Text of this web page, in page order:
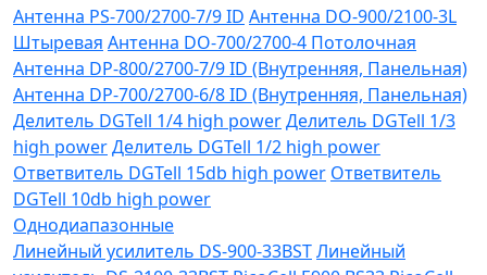
Антенна PS-700/2700-7/9 ID Антенна DO-900/2100-3L
Штыревая Антенна DO-700/2700-4 Потолочная
Антенна DP-800/2700-7/9 ID (Внутренняя, Панельная)
Антенна DP-700/2700-6/8 ID (Внутренняя, Панельная)
Делитель DGTell 1/4 high powerДелитель DGTell 1/3
high powerДелитель DGTell 1/2 high power
Ответвитель DGTell 15db high power Ответвитель
DGTell 10db high power
Однодиапазонные
Линейный усилитель DS-900-33BSTЛинейный